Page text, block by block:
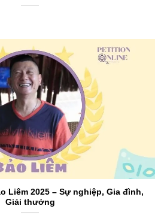
Liêm 2025 – Sự nghiệp, Gia đình,
Giải thưởng